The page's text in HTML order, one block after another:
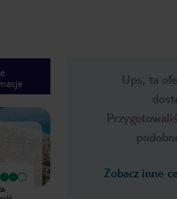
Ups, ta
Zobacz inne
Next slide
1/53